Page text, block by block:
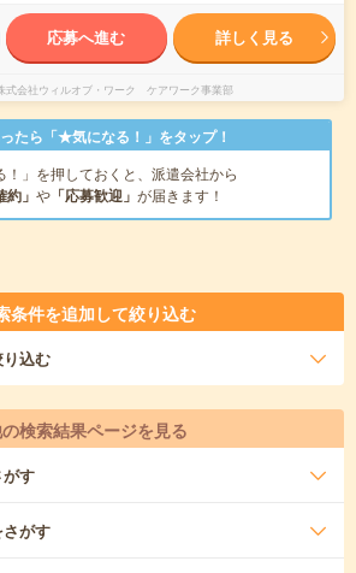
応募へ進む 詳しく見る
式会社ウィルオブ・ワーク ケアワーク事業部
たら「★気になる！」をタップ！
！」を押しておくと、派遣会社から
約」 や 「応募歓迎」 が届きます！
条件を追加して絞り込む
込む
検索結果ページを見る
す
がす